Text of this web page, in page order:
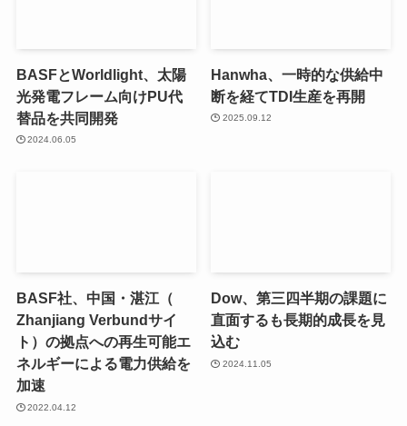
BASFとWorldlight、太陽
光発電フレーム向けPU代
替品を共同開発
2024.06.05
Hanwha、一時的な供給中
断を経てTDI生産を再開
2025.09.12
BASF社、中国・湛江（
Zhanjiang Verbundサイ
ト）の拠点への再生可能エ
ネルギーによる電力供給を
加速
2022.04.12
Dow、第三四半期の課題に
直面するも長期的成長を見
込む
2024.11.05